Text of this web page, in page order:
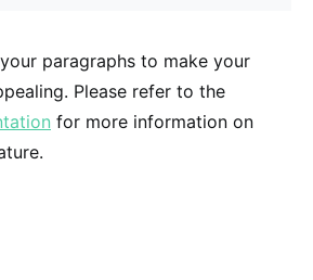
paragraphs to make your
Please refer to the
for more information on